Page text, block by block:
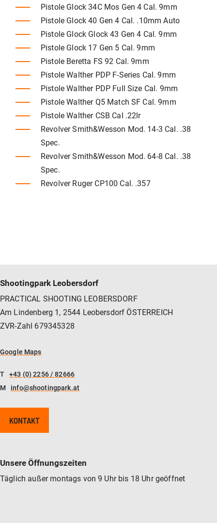
Pistole Glock 34C Mos Gen 4 Cal. 9mm
Pistole Glock 40 Gen 4 Cal. .10mm Auto
Pistole Glock Glock 43 Gen 4 Cal. 9mm
Pistole Glock 17 Gen 5 Cal. 9mm
Pistole Beretta FS 92 Cal. 9mm
Pistole Walther PDP F-Series Cal. 9mm
Pistole Walther PDP Full Size Cal. 9mm
Pistole Walther Q5 Match SF Cal. 9mm
Pistole Walther CSB Cal .22lr
Revolver Smith&Wesson Mod. 14-3 Cal. .38
Spec.
Revolver Smith&Wesson Mod. 64-8 Cal. .38
Spec.
Revolver Ruger CP100 Cal. .357
Shootingpark Leobersdorf
PRACTICAL SHOOTING LEOBERSDORF
Am Lindenberg 1, 2544 Leobersdorf ÖSTERREICH
ZVR-Zahl 679345328
Google Maps
T
+43 (0) 2256 / 82666
M
info@shootingpark.at
KONTAKT
Unsere Öffnungszeiten
Täglich außer montags von 9 Uhr bis 18 Uhr geöffnet